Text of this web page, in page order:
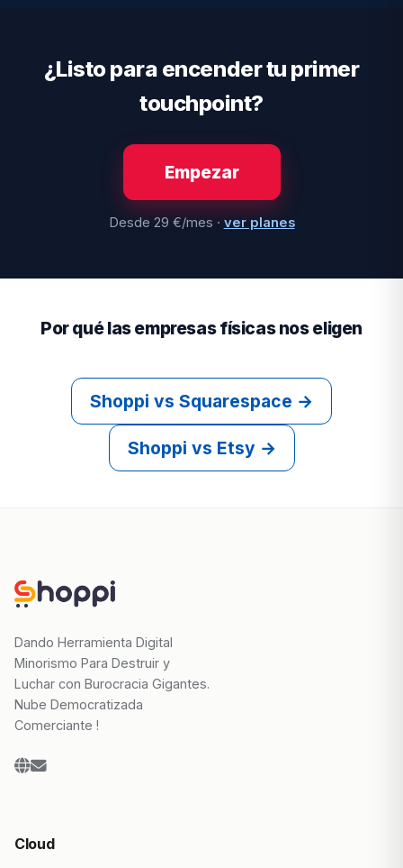
¿Listo para encender tu primer
touchpoint?
Empezar
Desde 29 €/mes · ver planes
Por qué las empresas físicas nos eligen
Shoppi vs Squarespace →
Shoppi vs Etsy →
Dando Herramienta Digital
Minorismo Para Destruir y
Luchar con Burocracia Gigantes.
Nube Democratizada
Comerciante !
Cloud